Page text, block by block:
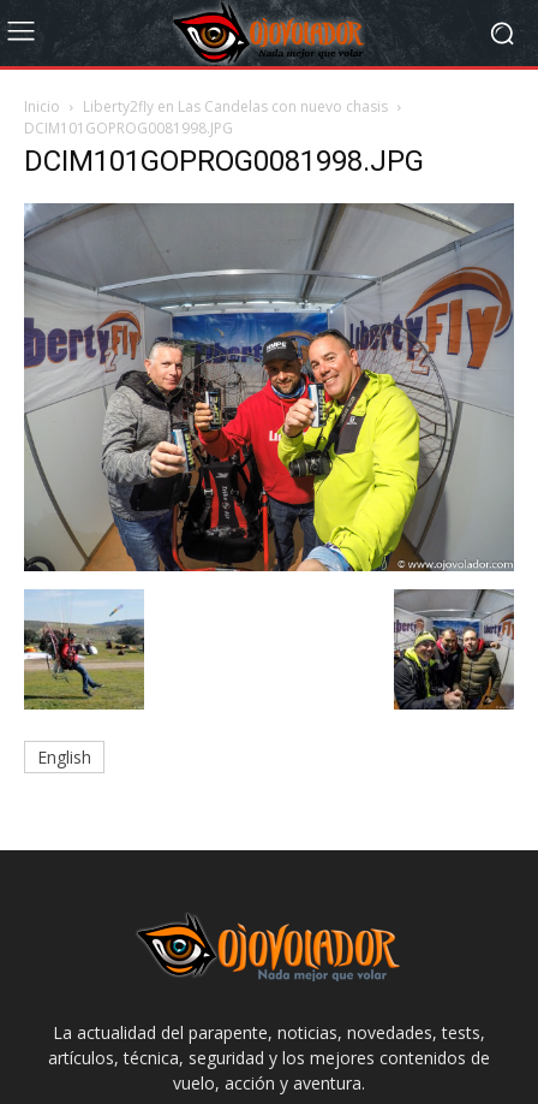
Inicio
Liberty2fly en Las Candelas con nuevo chasis
DCIM101GOPROG0081998.JPG
DCIM101GOPROG0081998.JPG
English
La actualidad del parapente, noticias, novedades, tests,
artículos, técnica, seguridad y los mejores contenidos de
vuelo, acción y aventura.